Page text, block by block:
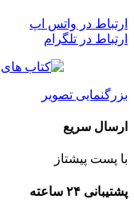
ارتباط در واتس اپ
ارتباط در تلگرام
بزرگنمایی تصویر
ارسال سریع
با پست پیشتاز
پشتیبانی ۲۴ ساعته